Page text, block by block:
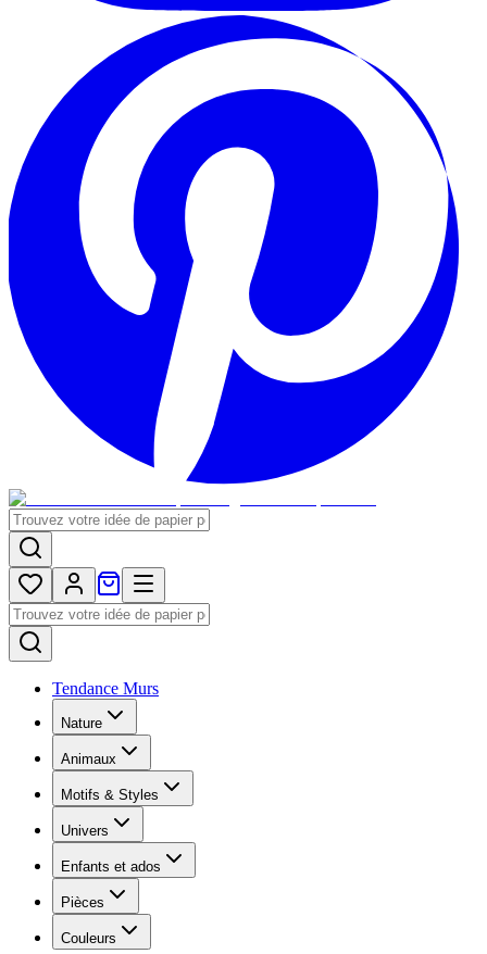
Tendance Murs
Nature
Animaux
Motifs & Styles
Univers
Enfants et ados
Pièces
Couleurs